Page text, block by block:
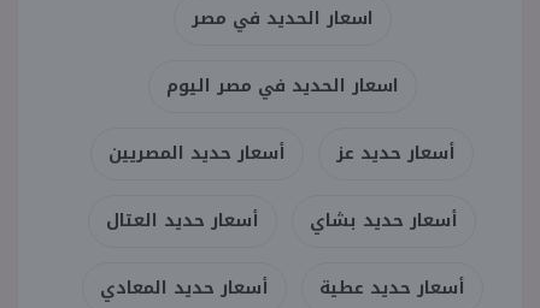
اسعار الحديد في مصر
اسعار الحديد في مصر اليوم
أسعار حديد عز أسعار حديد المصريين
أسعار حديد بشاي أسعار حديد العتال
أسعار حديد عطية أسعار حديد المعادي